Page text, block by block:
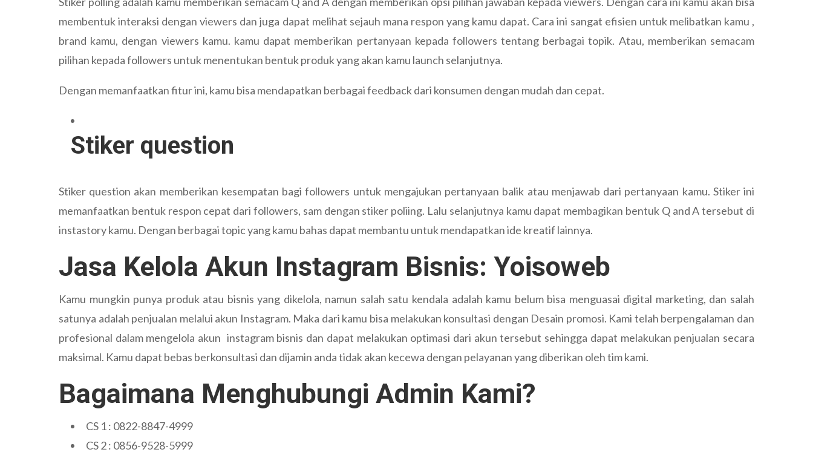
membentuk interaksi dengan viewers dan juga dapat melihat sejauh mana respon yang kamu dapat. Cara ini sangat efisien untuk melibatkan kamu ,
brand kamu, dengan viewers kamu. kamu dapat memberikan pertanyaan kepada followers tentang berbagai topik. Atau, memberikan semacam
pilihan kepada followers untuk menentukan bentuk produk yang akan kamu launch selanjutnya.
Dengan memanfaatkan fitur ini, kamu bisa mendapatkan berbagai feedback dari konsumen dengan mudah dan cepat.
Stiker question
Stiker question akan memberikan kesempatan bagi followers untuk mengajukan pertanyaan balik atau menjawab dari pertanyaan kamu. Stiker ini
memanfaatkan bentuk respon cepat dari followers, sam dengan stiker poliing. Lalu selanjutnya kamu dapat membagikan bentuk Q and A tersebut di
instastory kamu. Dengan berbagai topic yang kamu bahas dapat membantu untuk mendapatkan ide kreatif lainnya.
Jasa Kelola Akun Instagram Bisnis: Yoisoweb
Kamu mungkin punya produk atau bisnis yang dikelola, namun salah satu kendala adalah kamu belum bisa menguasai digital marketing, dan salah
satunya adalah penjualan melalui akun Instagram. Maka dari kamu bisa melakukan konsultasi dengan Desain promosi. Kami telah berpengalaman dan
profesional dalam mengelola akun instagram bisnis dan dapat melakukan optimasi dari akun tersebut sehingga dapat melakukan penjualan secara
maksimal. Kamu dapat bebas berkonsultasi dan dijamin anda tidak akan kecewa dengan pelayanan yang diberikan oleh tim kami.
Bagaimana Menghubungi Admin Kami?
CS 1 : 0822-8847-4999
CS 2 : 0856-9528-5999